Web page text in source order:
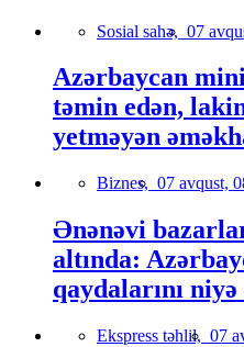
Sosial sahə, 07
Azərbaycan
təmin edən,
yetməyən
Biznes, 07 avqust,
Ənənəvi
altında:
qaydalarını
Ekspress təhlil, 07